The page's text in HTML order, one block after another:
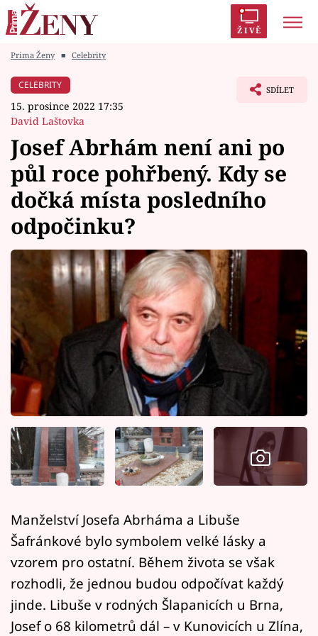
ŽIVĚ
Módní alarm
Témata
Celebrity
Vztahy
Seriály
Horoskopy
Sledujte prima+
Filmový festival Karlovy Vary
Pořady
Mámy sobě
Sledujte nás
Prima Ženy ■ Celebrity
CELEBRITY
15. prosince 2022 17:35
David Laštovka
SDÍLET
Josef Abrhám není ani po
půl roce pohřbený. Kdy se
dočká místa posledního
odpočinku?
Manželství Josefa Abrháma a Libuše
Šafránkové bylo symbolem velké lásky a
vzorem pro ostatní. Během života se však
rozhodli, že jednou budou odpočívat každý
jinde. Libuše v rodných Šlapanicích u Brna,
Josef o 68 kilometrů dál –⁠ v Kunovicích u Zlína,